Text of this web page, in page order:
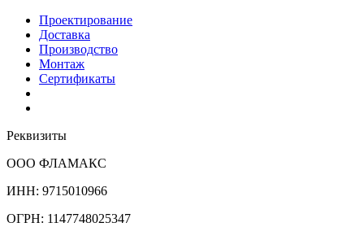
Проектирование
Доставка
Производство
Монтаж
Сертификаты
Реквизиты
ООО ФЛАМАКС
ИНН: 9715010966
ОГРН: 1147748025347